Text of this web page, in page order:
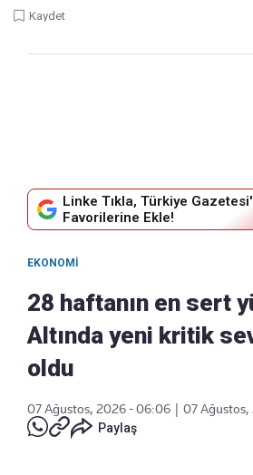
Kaydet
Linke Tıkla, Türkiye
Favorilerine Ekle!
EKONOMI
28 haftanın en sert
Altında yeni kritik
oldu
07 Ağustos, 2026 - 06:06
07
Paylaş